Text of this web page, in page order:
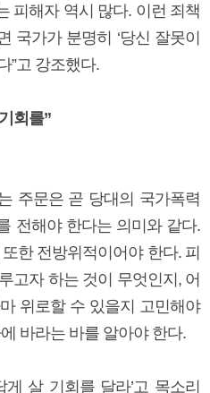
피해자 역시 많다. 이런 죄책
국가가 분명히 ‘당신 잘못이
”고 강조했다.
회를”
주문은 곧 당대의 국가폭력
전해야 한다는 의미와 같다.
한 전방위적이어야 한다. 피
고자 하는 것이 무엇인지, 어
위로할 수 있을지 고민해야
바라는 바를 알아야 한다.
살 기회를 달라’고 목소리